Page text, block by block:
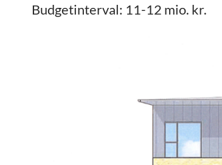
Budgetinterval: 11-12 mio. kr.